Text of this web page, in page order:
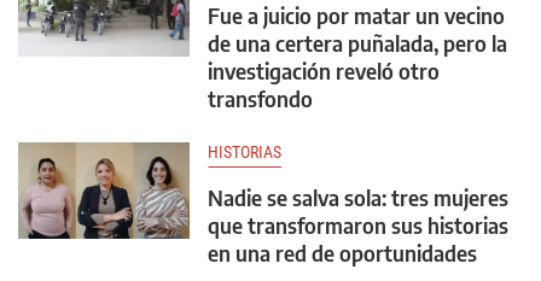
Fue a juicio por matar un vecino
de una certera puñalada, pero la
investigación reveló otro
transfondo
HISTORIAS
Nadie se salva sola: tres mujeres
que transformaron sus historias
en una red de oportunidades